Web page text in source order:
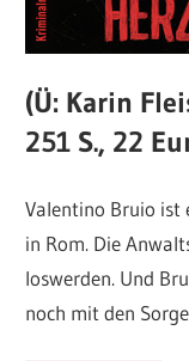
(Ü: Karin
251 S., 22
Valentino Bruio ist
in Rom. Die
loswerden. Und
noch mit den